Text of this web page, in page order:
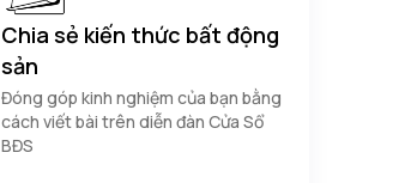
Chia sẻ kiến thức bất động
sản
Đóng góp kinh nghiệm của bạn bằng
cách viết bài trên diễn đàn Cửa Sổ
BĐS